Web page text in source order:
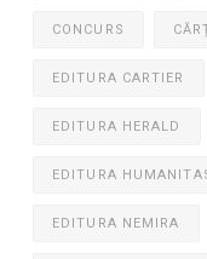
CONCURS
EDITURA CARTIER
EDITURA HERALD
EDITURA
EDITURA NEMIRA